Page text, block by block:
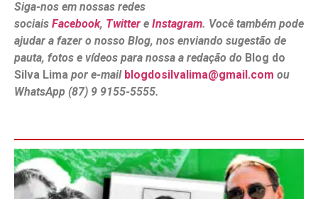
Siga-nos em nossas redes
sociais Facebook, Twitter e Instagram. Você também pode
ajudar a fazer o nosso Blog, nos enviando sugestão de
pauta, fotos e vídeos para nossa a redação do Blog do
Silva Lima por e-mail blogdosilvalima@gmail.com ou
WhatsApp (87) 9 9155-5555.